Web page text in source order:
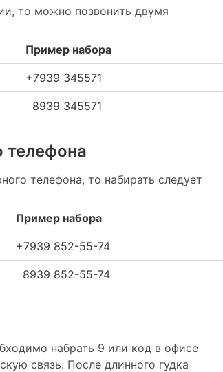
то можно позвонить двумя
Пример набора
+7939 345571
8939 345571
телефона
телефона, то набирать следует
Пример набора
+7939 852-55-74
8939 852-55-74
набрать 9 или код в офисе
связь. После длинного гудка